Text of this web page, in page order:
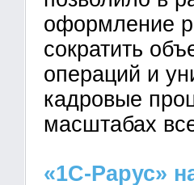
оформление
сократить
операций и
кадровые
масштабах
«1С-Рарус»